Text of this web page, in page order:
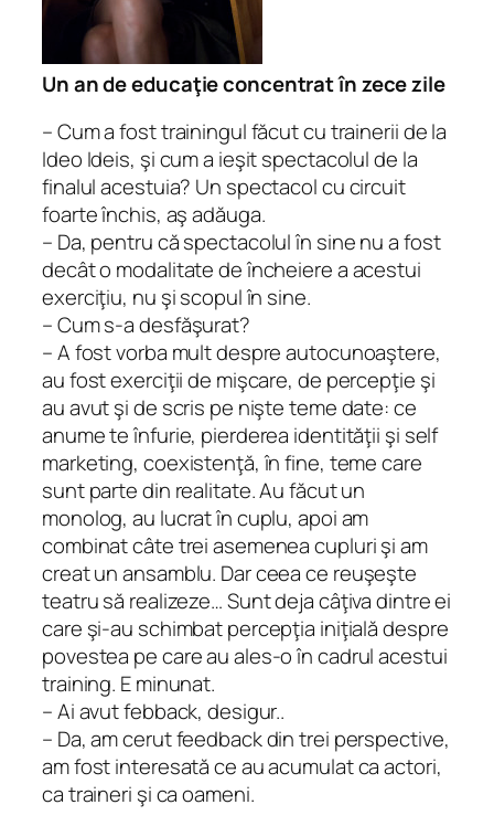
Un an de educaţie concentrat în zece zile
– Cum a fost trainingul făcut cu trainerii de la
Ideo Ideis, şi cum a ieşit spectacolul de la
finalul acestuia? Un spectacol cu circuit
foarte închis, aş adăuga.
– Da, pentru că spectacolul în sine nu a fost
decât o modalitate de încheiere a acestui
exerciţiu, nu şi scopul în sine.
– Cum s-a desfăşurat?
– A fost vorba mult despre autocunoaştere,
au fost exerciţii de mişcare, de percepţie şi
au avut şi de scris pe nişte teme date: ce
anume te înfurie, pierderea identităţii şi self
marketing, coexistenţă, în fine, teme care
sunt parte din realitate. Au făcut un
monolog, au lucrat în cuplu, apoi am
combinat câte trei asemenea cupluri şi am
creat un ansamblu. Dar ceea ce reuşeşte
teatru să realizeze… Sunt deja câţiva dintre ei
care şi-au schimbat percepţia iniţială despre
povestea pe care au ales-o în cadrul acestui
training. E minunat.
– Ai avut febback, desigur..
– Da, am cerut feedback din trei perspective,
am fost interesată ce au acumulat ca actori,
ca traineri şi ca oameni.